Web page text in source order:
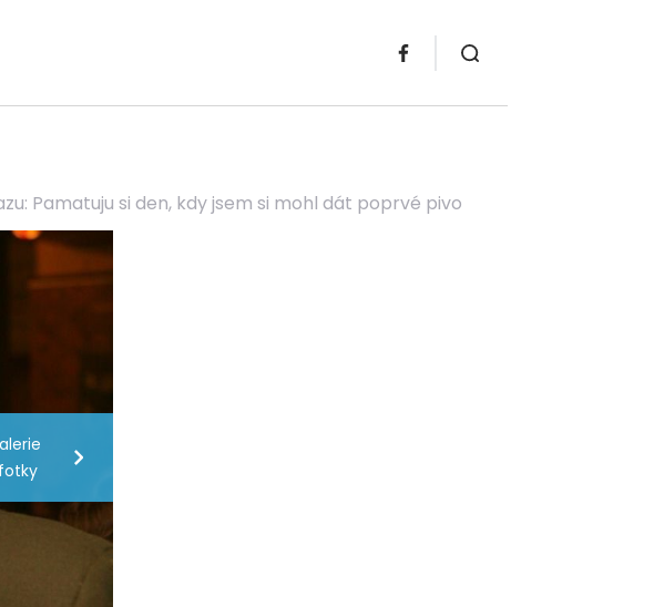
Pamatuju si den, kdy jsem si mohl dát poprvé pivo